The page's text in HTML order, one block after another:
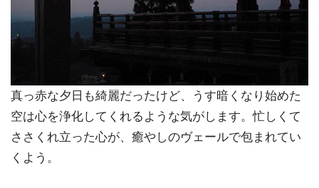
真っ赤な夕日も綺麗だったけど、うす暗くなり始めた
空は心を浄化してくれるような気がします。忙しくて
ささくれ立った心が、癒やしのヴェールで包まれてい
くよう。